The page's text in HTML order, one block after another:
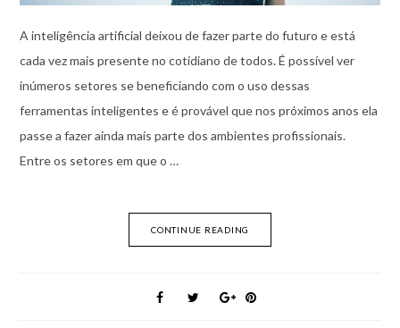
A inteligência artificial deixou de fazer parte do futuro e está
cada vez mais presente no cotidiano de todos. É possível ver
inúmeros setores se beneficiando com o uso dessas
ferramentas inteligentes e é provável que nos próximos anos ela
passe a fazer ainda mais parte dos ambientes profissionais.
Entre os setores em que o …
CONTINUE READING